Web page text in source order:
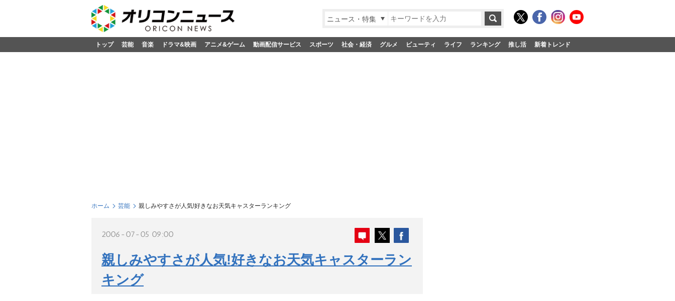
ニュース・特集
トップ 芸能 音楽 ドラマ&映画 アニメ&ゲーム 動画配信サービス スポーツ 社会・経済 グルメ ビューティ ライフ ランキング 推し活 新着トレンド
ホーム 芸能 親しみやすさが人気!好きなお天気キャスターランキング
2006-07-05 09:00
親しみやすさが人気!好きなお天気キャスターラン
キング